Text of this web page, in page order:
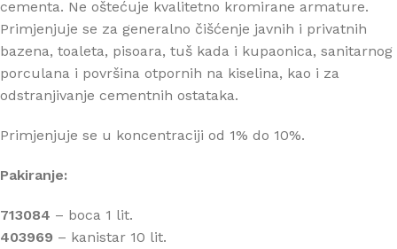
cementa. Ne oštećuje kvalitetno kromirane armature.
Primjenjuje se za generalno čišćenje javnih i privatnih
bazena, toaleta, pisoara, tuš kada i kupaonica, sanitarnog
porculana i površina otpornih na kiselina, kao i za
odstranjivanje cementnih ostataka.
Primjenjuje se u koncentraciji od 1% do 10%.
Pakiranje:
713084 – boca 1 lit.
403969 – kanistar 10 lit.